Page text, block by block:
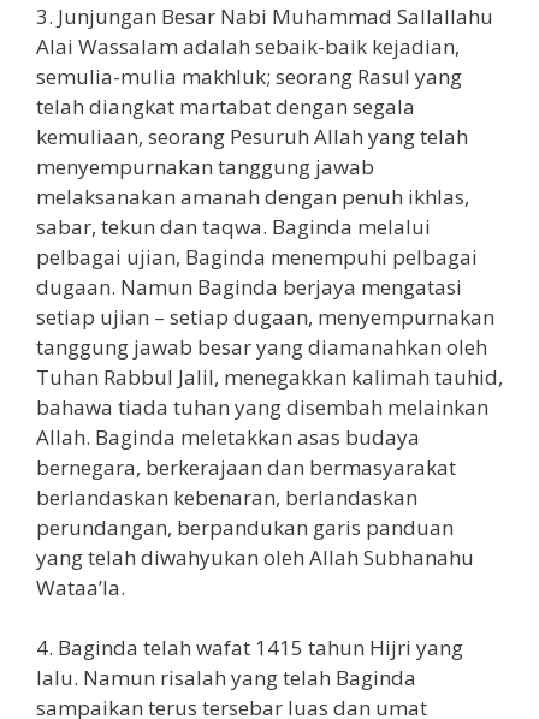
3. Junjungan Besar Nabi Muhammad Sallallahu
Alai Wassalam adalah sebaik-baik kejadian,
semulia-mulia makhluk; seorang Rasul yang
telah diangkat martabat dengan segala
kemuliaan, seorang Pesuruh Allah yang telah
menyempurnakan tanggung jawab
melaksanakan amanah dengan penuh ikhlas,
sabar, tekun dan taqwa. Baginda melalui
pelbagai ujian, Baginda menempuhi pelbagai
dugaan. Namun Baginda berjaya mengatasi
setiap ujian – setiap dugaan, menyempurnakan
tanggung jawab besar yang diamanahkan oleh
Tuhan Rabbul Jalil, menegakkan kalimah tauhid,
bahawa tiada tuhan yang disembah melainkan
Allah. Baginda meletakkan asas budaya
bernegara, berkerajaan dan bermasyarakat
berlandaskan kebenaran, berlandaskan
perundangan, berpandukan garis panduan
yang telah diwahyukan oleh Allah Subhanahu
Wataa’la.
4. Baginda telah wafat 1415 tahun Hijri yang
lalu. Namun risalah yang telah Baginda
sampaikan terus tersebar luas dan umat